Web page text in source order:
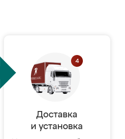
Доставка
и установка